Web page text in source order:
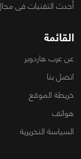
أحدث التقنيات فى مجال
القائمة
عن عرب هاردوير
اتصل بنا
خريطة الموقع
هواتف
السياسة التحريرية